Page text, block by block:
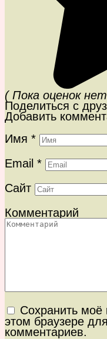
( Пока оценок
Поделиться с
Добавить
Имя *
Email *
Сайт
Комментарий
Сохранить моё
этом браузере
комментариев.